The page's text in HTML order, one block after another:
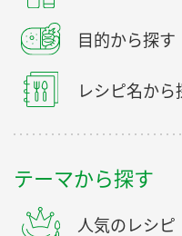
目的から探す
レシピ名から
テーマから探す
人気のレシピ